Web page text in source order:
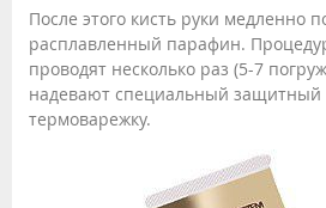
После этого кисть руки медленно
расплавленный парафин.
проводят несколько раз (5-7
надевают специальный защитный
термоварежку.